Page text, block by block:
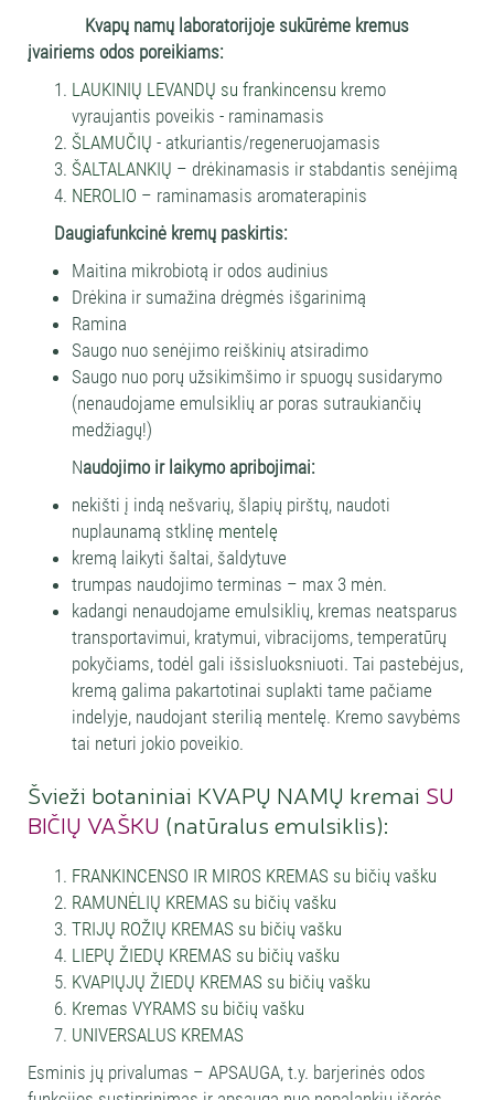
Kvapų namų laboratorijoje sukūrėme kremus
įvairiems odos poreikiams:
LAUKINIŲ LEVANDŲ su frankincensu kremo
vyraujantis poveikis - raminamasis
ŠLAMUČIŲ - atkuriantis/regeneruojamasis
ŠALTALANKIŲ – drėkinamasis ir stabdantis senėjimą
NEROLIO – raminamasis aromaterapinis
Daugiafunkcinė kremų paskirtis:
Maitina mikrobiotą ir odos audinius
Drėkina ir sumažina drėgmės išgarinimą
Ramina
Saugo nuo senėjimo reiškinių atsiradimo
Saugo nuo porų užsikimšimo ir spuogų susidarymo
(nenaudojame emulsiklių ar poras sutraukiančių
medžiagų!)
Naudojimo ir laikymo apribojimai:
nekišti į indą nešvarių, šlapių pirštų, naudoti
nuplaunamą stklinę mentelę
kremą laikyti šaltai, šaldytuve
trumpas naudojimo terminas – max 3 mėn.
kadangi nenaudojame emulsiklių, kremas neatsparus
transportavimui, kratymui, vibracijoms, temperatūrų
pokyčiams, todėl gali išsisluoksniuoti. Tai pastebėjus,
kremą galima pakartotinai suplakti tame pačiame
indelyje, naudojant sterilią mentelę. Kremo savybėms
tai neturi jokio poveikio.
Švieži botaniniai KVAPŲ NAMŲ kremai SU
BIČIŲ VAŠKU (natūralus emulsiklis):
FRANKINCENSO IR MIROS KREMAS su bičių vašku
RAMUNĖLIŲ KREMAS su bičių vašku
TRIJŲ ROŽIŲ KREMAS su bičių vašku
LIEPŲ ŽIEDŲ KREMAS su bičių vašku
KVAPIŲJŲ ŽIEDŲ KREMAS su bičių vašku
Kremas VYRAMS su bičių vašku
UNIVERSALUS KREMAS
Esminis jų privalumas – APSAUGA, t.y. barjerinės odos